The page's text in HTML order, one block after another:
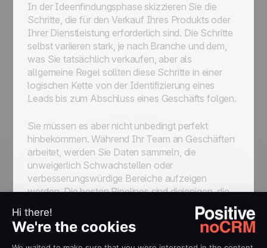
In der Ideenfindungsphase skizzieren Sie die
Schritte, die für den Verkauf Ihres Produkts oder
Ihrer Dienstleistung erforderlich sind. Die Schritte
selbst variieren stark, je nach Branche und dem,
was Sie tatsächlich verkaufen, aber als
allgemeine Regel sollten diese Schritte in einer
logischen Kette von der Identifizierung eines
Leads bis zum Abschluss eines Geschäfts folgen.
Sie müssen es aber nicht unbedingt perfekt
hinbekommen. Während Ihr Team an Geschäften
arbeitet, werden Sie Daten sammeln, die
unweigerlich Schwachstellen oder
verbesserungswürdige Bereiche aufzeigen
werden. Die besten Pipelines sind diejenigen, die
aktualisiert werden.